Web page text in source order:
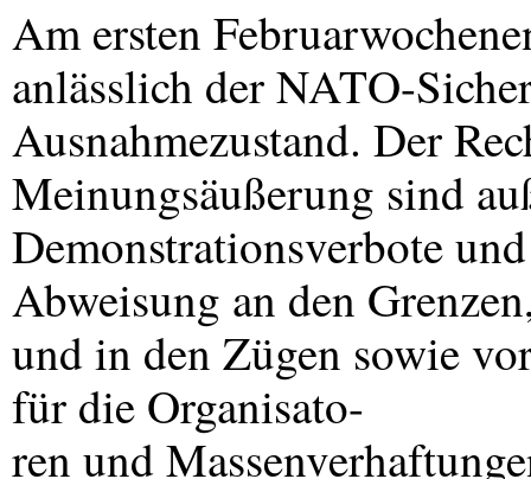
Am ersten
anlässlich derNATO-
Ausnahmezustand. Der
Meinungsäußerung sind
Demonstrationsverbote
Abweisung an den
und in den Zügen sowie
für die Organisato-
ren und